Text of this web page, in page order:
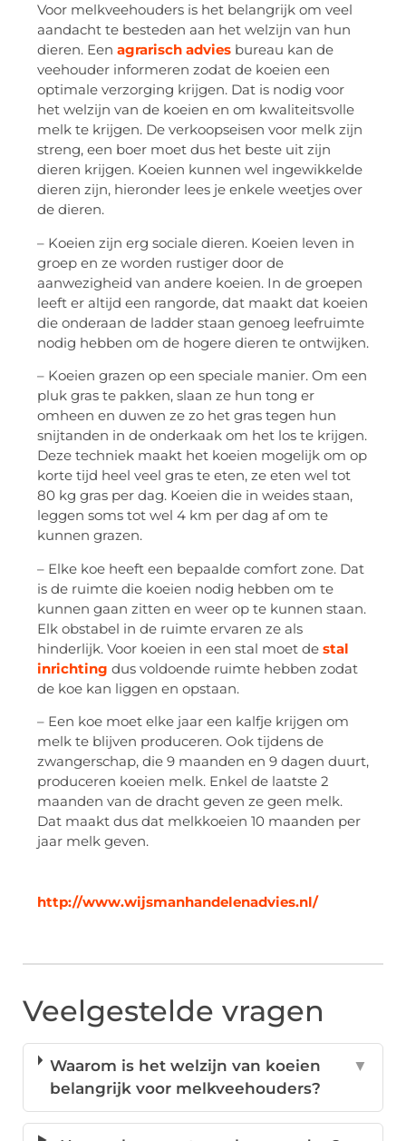
Voor melkveehouders is het belangrijk om veel
aandacht te besteden aan het welzijn van hun
dieren. Een agrarisch advies bureau kan de
veehouder informeren zodat de koeien een
optimale verzorging krijgen. Dat is nodig voor
het welzijn van de koeien en om kwaliteitsvolle
melk te krijgen. De verkoopseisen voor melk zijn
streng, een boer moet dus het beste uit zijn
dieren krijgen. Koeien kunnen wel ingewikkelde
dieren zijn, hieronder lees je enkele weetjes over
de dieren.
– Koeien zijn erg sociale dieren. Koeien leven in
groep en ze worden rustiger door de
aanwezigheid van andere koeien. In de groepen
leeft er altijd een rangorde, dat maakt dat koeien
die onderaan de ladder staan genoeg leefruimte
nodig hebben om de hogere dieren te ontwijken.
– Koeien grazen op een speciale manier. Om een
pluk gras te pakken, slaan ze hun tong er
omheen en duwen ze zo het gras tegen hun
snijtanden in de onderkaak om het los te krijgen.
Deze techniek maakt het koeien mogelijk om op
korte tijd heel veel gras te eten, ze eten wel tot
80 kg gras per dag. Koeien die in weides staan,
leggen soms tot wel 4 km per dag af om te
kunnen grazen.
– Elke koe heeft een bepaalde comfort zone. Dat
is de ruimte die koeien nodig hebben om te
kunnen gaan zitten en weer op te kunnen staan.
Elk obstabel in de ruimte ervaren ze als
hinderlijk. Voor koeien in een stal moet de stal
inrichting dus voldoende ruimte hebben zodat
de koe kan liggen en opstaan.
– Een koe moet elke jaar een kalfje krijgen om
melk te blijven produceren. Ook tijdens de
zwangerschap, die 9 maanden en 9 dagen duurt,
produceren koeien melk. Enkel de laatste 2
maanden van de dracht geven ze geen melk.
Dat maakt dus dat melkkoeien 10 maanden per
jaar melk geven.
http://www.wijsmanhandelenadvies.nl/
Veelgestelde vragen
Waarom is het welzijn van koeien
belangrijk voor melkveehouders?
▼